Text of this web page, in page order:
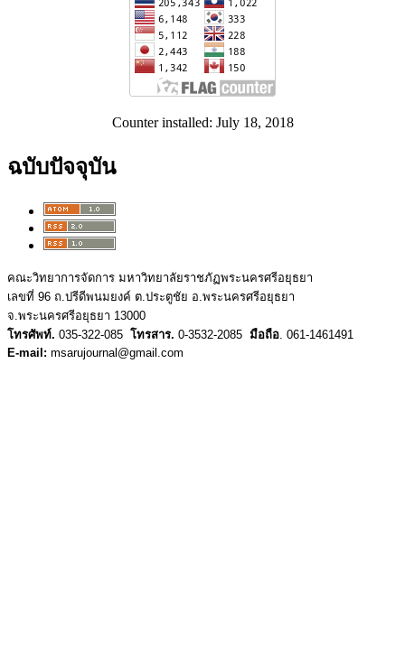
Counter installed: July 18, 2018
ฉบับปัจจุบัน
คณะวิทยาการจัดการ มหาวิทยาลัยราชภัฏพระนครศรีอยุธยา
เลขที่ 96 ถ.ปรีดีพนมยงค์ ต.ประตูชัย อ.พระนครศรีอยุธยา
จ.พระนครศรีอยุธยา 13000
โทรศัพท์. 035-322-085 โทรสาร. 0-3532-2085 มือถือ . 061-1461491
E-mail: msarujournal@gmail.com